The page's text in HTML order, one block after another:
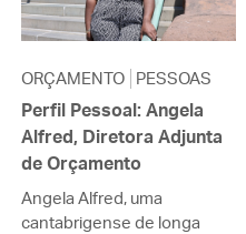
ORÇAMENTO PESSOAS
Perfil Pessoal: Angela
Alfred, Diretora Adjunta
de Orçamento
Angela Alfred, uma
cantabrigense de longa